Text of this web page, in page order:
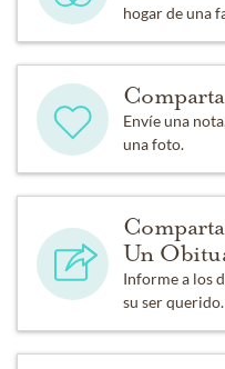
hogar de una
Envíe una
una foto.
Comparta
Un
Informe a los
su ser querido.